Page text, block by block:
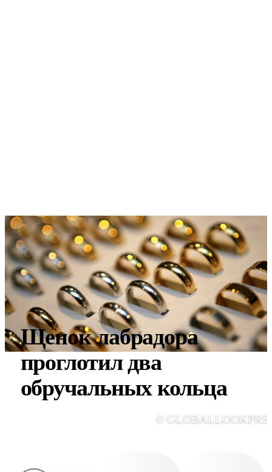
Щенок лабрадора
проглотил два
обручальных кольца
©